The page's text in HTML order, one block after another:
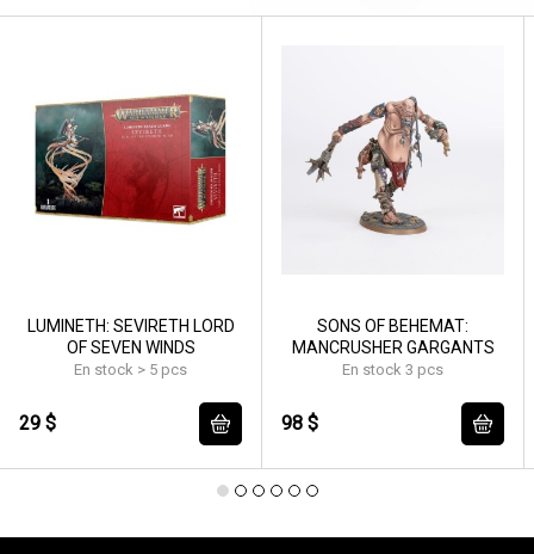
LUMINETH: SEVIRETH LORD
OF SEVEN WINDS
En stock > 5 pcs
29 $
SONS OF BEHEMAT:
MANCRUSHER GARGANTS
En stock 3 pcs
98 $